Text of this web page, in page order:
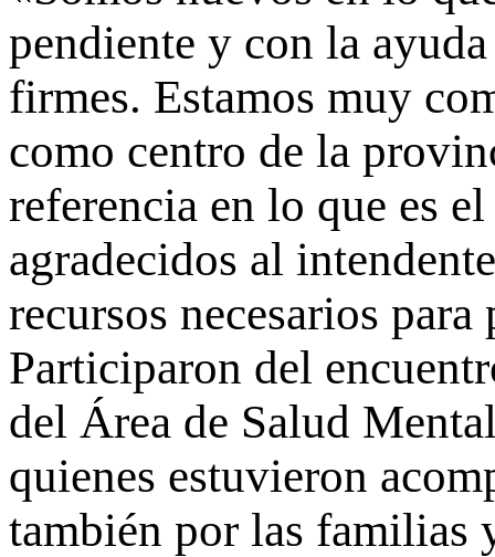
pendiente y con la
firmes. Estamos muy
como centro de la
referencia en lo que es
agradecidos al
recursos necesarios
Participaron del
del Área de Salud
quienes estuvieron
también por las familias